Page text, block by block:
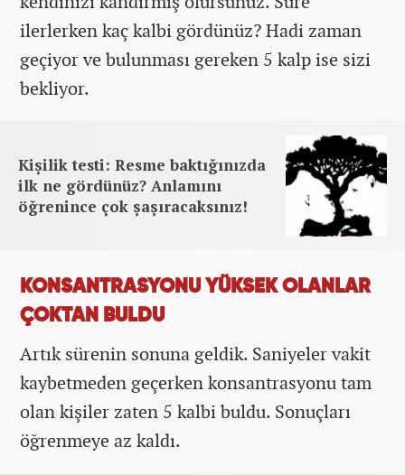
ilerlerken kaç kalbi gördünüz? Hadi zaman
geçiyor ve bulunması gereken 5 kalp ise sizi
bekliyor.
Kişilik testi: Resme baktığınızda
ilk ne gördünüz? Anlamını
öğrenince çok şaşıracaksınız!
KONSANTRASYONU YÜKSEK OLANLAR
ÇOKTAN BULDU
Artık sürenin sonuna geldik. Saniyeler vakit
kaybetmeden geçerken konsantrasyonu tam
olan kişiler zaten 5 kalbi buldu. Sonuçları
öğrenmeye az kaldı.